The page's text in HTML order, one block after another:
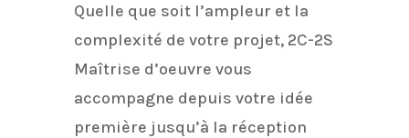
Quelle que soit l’ampleur et la
complexité de votre projet, 2C-2S
Maîtrise d’oeuvre vous
accompagne depuis votre idée
première jusqu’à la réception